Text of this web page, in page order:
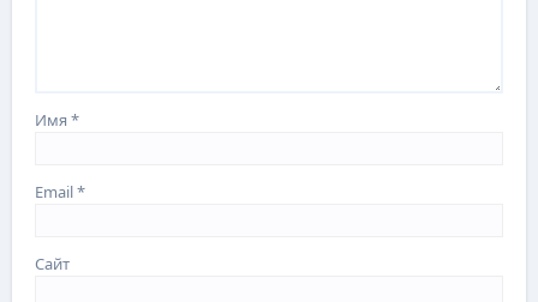
Имя*
Email*
Сайт